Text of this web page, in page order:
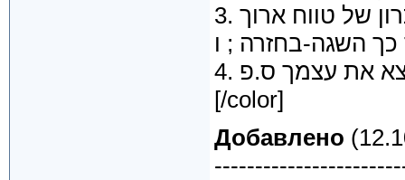
3. אפילו הטעויות הכי קטנות מאוחסנות בזכרון של טווח ארוך
השגה-בחזרה ; ו
4. כאשר אתה עושה התחייבות לאחד, אתה מוצא את עצמך ס.פ.
[/color]
Добавлено